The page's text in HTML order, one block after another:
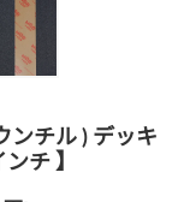
ンチル ) デッキ
チ 】